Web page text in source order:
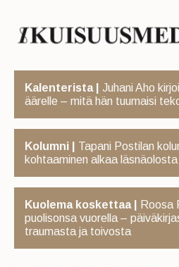
Kalenterista |
Juhani Aho
äärelle – mitä hän tuumaisi
Kolumni |
Tapani Postilan
kohtaaminen alkaa läsnäolosta
Kuolema koskettaa |
Roosa
puolisonsa vuorella –
traumasta ja toivosta